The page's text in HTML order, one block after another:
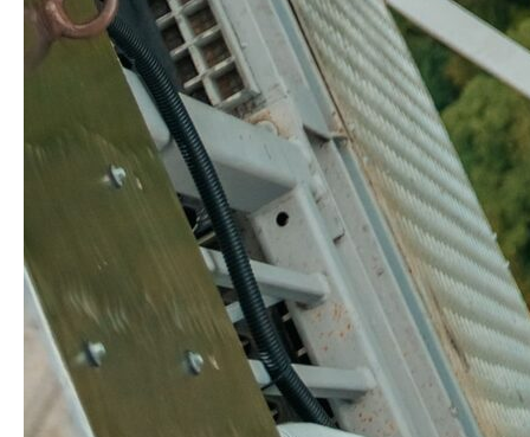
г. Сочи, Эсто-Садок,
ул. Эстонская, 81